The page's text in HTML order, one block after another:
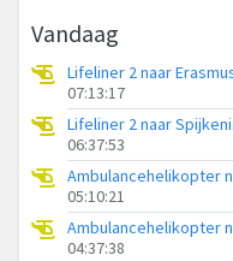
Vandaag
Lifeliner 2 naar
07:13:17
Lifeliner 2 naar
06:37:53
05:10:21
04:37:38